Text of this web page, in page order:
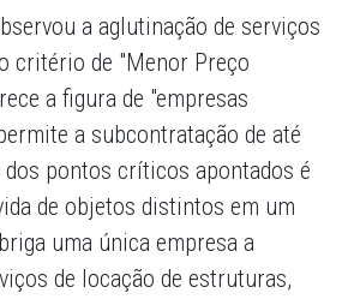
a aglutinação de serviços
critério de "Menor Preço
a figura de "empresas
a subcontratação de até
dos pontos críticos apontados é
de objetos distintos em um
uma única empresa a
de locação de estruturas,